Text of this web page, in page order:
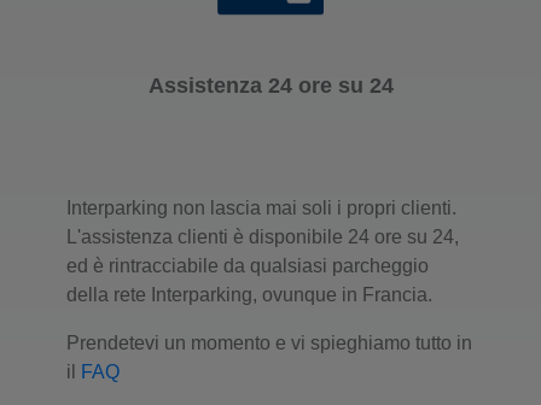
Assistenza 24 ore su 24
Interparking non lascia mai soli i propri clienti.
L'assistenza clienti è disponibile 24 ore su 24,
ed è rintracciabile da qualsiasi parcheggio
della rete Interparking, ovunque in Francia.
Prendetevi un momento e vi spieghiamo tutto in
il
FAQ